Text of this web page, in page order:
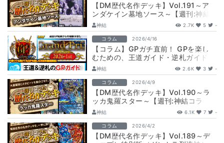
【DM歴代名作デッキ】Vol.191～ア
ンダケイン墓地ソース～【週刊:神結
コラム】
神結 2.7K 5 -
コラム 2026/4/16
【コラム】GPガチ直前！ GPを楽し
むための、王道ガイド・逆札ガイド！
神結 2.6K 3 -
コラム 2026/4/9
【DM歴代名作デッキ】Vol.190～ラ
ッカ鬼羅スター～【週刊:神結コラ
ム】
神結 6.1K 7 -
コラム 2026/4/2
【DM歴代名作デッキ】Vol.189～デ